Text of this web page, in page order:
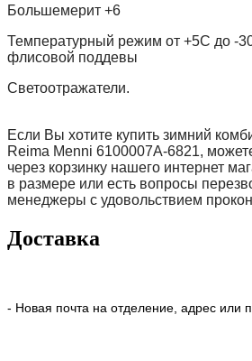
Большемерит +6
Температурный режим от +5С до -
флисовой поддевы
Светоотражатели.
Если Вы хотите купить зимний
Reima Menni 6100007A-6821,
через корзинку нашего интернет
в размере или есть вопросы
менеджеры с удовольствием
Доставка
- Новая почта на отделение, адрес или